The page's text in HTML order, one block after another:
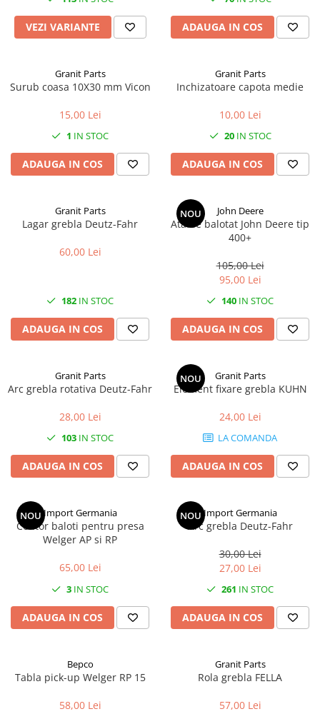
1.8.6. Transmisie punte fața 4 WD
(4x4)
1.8.7. Direcție
1.8.8. Cabluri ambreiaj și
1.8.9. Pompe ambreiaj
1.8.11. Ambreaje lamelare și
VEZI VARIANTE ADAUGA IN COS
Granit Parts
Surub coasa 10X30 mm Vicon
15,00 Lei
1 IN STOC
ADAUGA IN COS
Granit Parts
Inchizatoare capota medie
10,00 Lei
20IN STOC
ADAUGA IN COS
Granit Parts
Lagar grebla Deutz-Fahr
60,00 Lei
182 IN STOC
ADAUGA IN COS
NOU John Deere
Ata de balotat John Deere tip
400+
105,00 Lei
95,00 Lei
140 IN STOC
ADAUGA IN COS
Granit Parts
Arc grebla rotativa Deutz-Fahr
28,00 Lei
103 IN STOC
ADAUGA IN COS
NOU Granit Parts
Element fixare grebla KUHN
24,00 Lei
LA COMANDA
ADAUGA IN COS
NOUImport Germania
Contor baloti pentru presa
Welger AP si RP
65,00 Lei
3 IN STOC
ADAUGA IN COS
NOUImport Germania
Arc grebla Deutz-Fahr
30,00 Lei
27,00 Lei
261 IN STOC
ADAUGA IN COS
Bepco
Tabla pick-up Welger RP 15
58,00 Lei
Granit Parts
Rola grebla FELLA
57,00 Lei